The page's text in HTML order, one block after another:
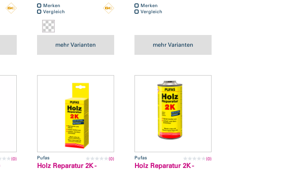
Merken
Vergleich
mehr Varianten
Merken
Vergleich
mehr Varianten
(0) Pufas (0)
Holz Reparatur 2K -
Pufas (0)
Holz Reparatur 2K -